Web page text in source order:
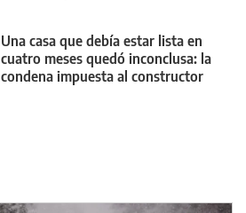
Una casa que debía estar lista en
cuatro meses quedó inconclusa: la
condena impuesta al constructor